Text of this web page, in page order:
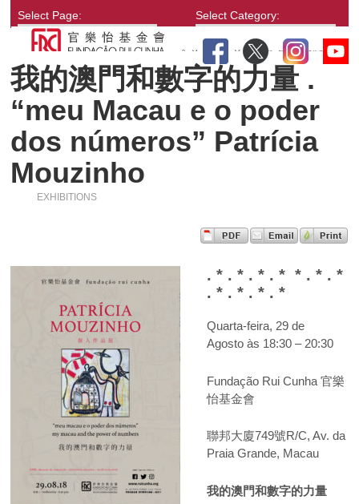
Select Page: Select Category:
我的澳門和數字的力量 .
“meu Macau e o poder
dos números” Patrícia
Mouzinho
EXHIBITIONS
. * . * . * . * * . * . *
. * . * . * . *
Quarta-feira, 29 de
Agosto às 18:30 – 20:30
Fundação Rui Cunha 官樂
怡基金會
聯邦大廈749號R/C, Av. da
Praia Grande, Macau
我的澳門和數字的力量